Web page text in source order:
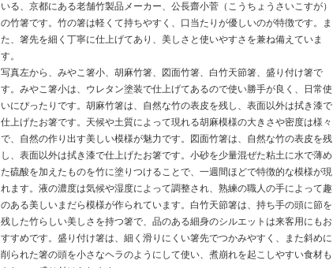
いる、京都にある老舗竹製品メーカー、公長齋小菅（こうちょうさいこすが）
の竹箸です。竹の箸は軽くて持ちやすく、口当たりが優しいのが特徴です。ま
た、箸先を細く丁寧に仕上げてあり、美しさと使いやすさを兼ね備えていま
す。
写真左から、みやこ箸小、胡麻竹箸、図面竹箸、白竹天節箸、盛り付け箸で
す。みやこ箸小は、ウレタン塗装で仕上げてあるので使い勝手が良く、日常使
いにぴったりです。胡麻竹箸は、自然な竹の表皮を残し、表面以外は拭き漆で
仕上げたお箸です。天候や土質によって現れる胡麻模様の大きさや密度は様々
で、自然の作り出す美しい模様が魅力です。図面竹箸は、自然な竹の表皮を残
し、表面以外は拭き漆で仕上げたお箸です。小砂を少量混ぜた粘土に水で薄め
た硫酸を加えたものを竹に塗りつけることで、一週間ほどで特徴的な模様が現
れます。液の濃度は気候や湿度によって調整され、熟練の職人の手によって趣
のある美しいまだら模様が作られています。白竹天節箸は、持ち手の頭に節を
残した竹らしい美しさを持つ箸で、品のある細身のシルエットは来客用にもお
すすめです。盛り付け箸は、細く滑りにくい箸先でつかみやすく、また斜めに
削られた箸の頭を小さなヘラのようにして使い、煮崩れを起こしやすい食材も